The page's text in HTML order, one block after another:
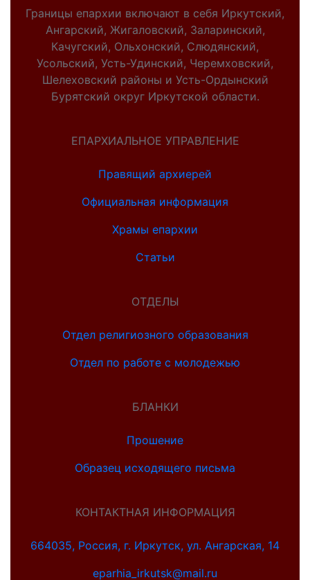
Границы епархии включают в себя Иркутский,
Ангарский, Жигаловский, Заларинский,
Качугский, Ольхонский, Слюдянский,
Усольский, Усть-Удинский, Черемховский,
Шелеховский районы и Усть-Ордынский
Бурятский округ Иркутской области.
ЕПАРХИАЛЬНОЕ УПРАВЛЕНИЕ
Правящий архиерей
Официальная информация
Храмы епархии
Статьи
ОТДЕЛЫ
Отдел религиозного образования
Отдел по работе с молодежью
БЛАНКИ
Прошение
Образец исходящего письма
КОНТАКТНАЯ ИНФОРМАЦИЯ
664035, Россия, г. Иркутск, ул. Ангарская, 14
eparhia_irkutsk@mail.ru